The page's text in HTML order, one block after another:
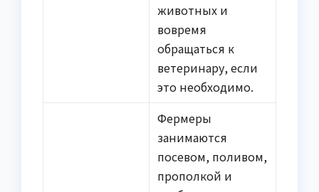
животных и
вовремя
обращаться к
ветеринару, если
это необходимо.
Фермеры
занимаются
посевом, поливом,
прополкой и